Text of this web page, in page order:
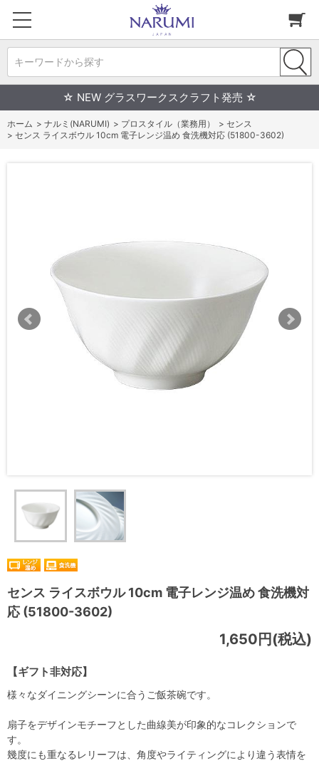
キーワードから探す
☆ NEW グラスワークスクラフト発売 ☆
ホーム > ナルミ(NARUMI) > プロスタイル（業務用） > センス
> センス ライスボウル 10cm 電子レンジ温め 食洗機対応 (51800-3602)
センス ライスボウル 10cm 電子レンジ温め 食洗機対
応 (51800-3602)
【ギフト非対応】
1,650円(税込)
様々なダイニングシーンに合うご飯茶碗です。
扇子をデザインモチーフとした曲線美が印象的なコレクションで
す。
幾度にも重なるレリーフは、角度やライティングにより違う表情を